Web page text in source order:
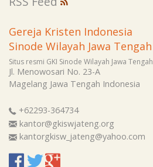
Gereja Kristen Indonesia
Sinode Wilayah Jawa Tengah
Situs resmi GKI Sinode Wilayah Jawa Tengah
Jl. Menowosari No. 23-A
Magelang Jawa Tengah Indonesia
+62293-364734
kantor@gkiswjateng.org
kantorgkisw_jateng@yahoo.com